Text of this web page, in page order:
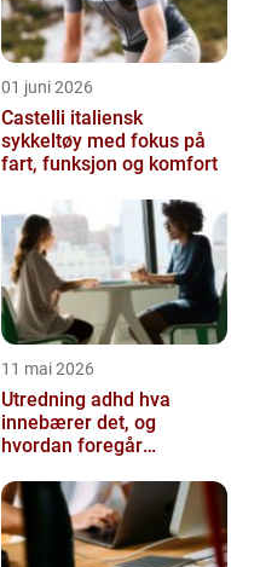
01 juni 2026
Castelli italiensk
sykkeltøy med fokus på
fart, funksjon og komfort
11 mai 2026
Utredning adhd hva
innebærer det, og
hvordan foregår